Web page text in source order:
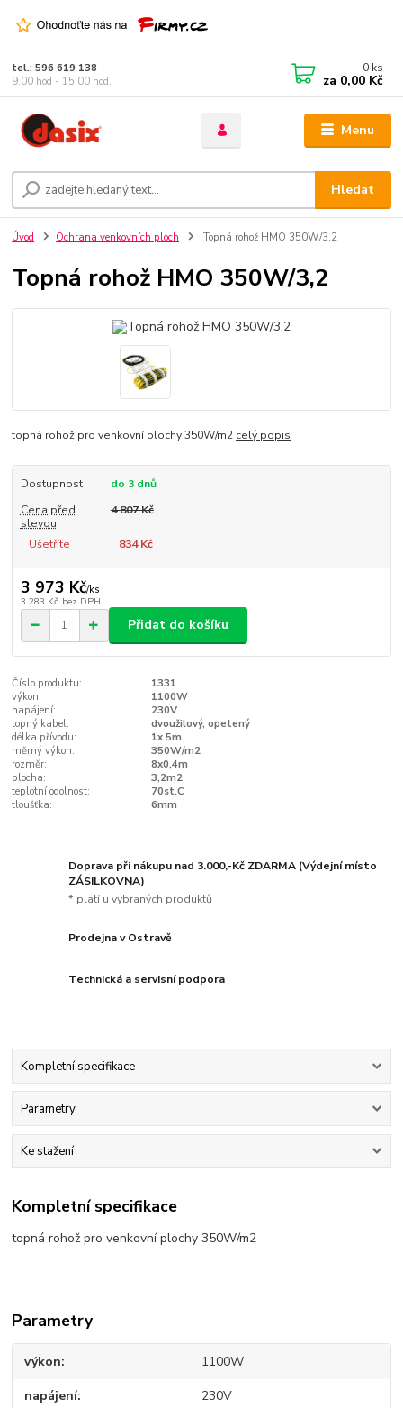
Menu
Hledat
tel.: 596 619 138
9.00 hod - 15.00 hod.
0 ks
za 0,00 Kč
Úvod Ochrana venkovních ploch Topná rohož HMO 350W/3,2
Topná rohož HMO 350W/3,2
topná rohož pro venkovní plochy 350W/m2 celý popis
Dostupnost
do 3 dnů
Cena před
slevou
4 807 Kč
Ušetříte 834 Kč
3 973 Kč/ks
3 283 Kč bez DPH
Přidat do košíku
Číslo produktu:
1331
výkon:
1100W
napájení:
230V
topný kabel:
dvoužilový, opetený
délka přívodu:
1x 5m
měrný výkon:
350W/m2
rozměr:
8x0,4m
plocha:
3,2m2
teplotní odolnost:
70st.C
tloušťka:
6mm
Doprava při nákupu nad 3.000,-Kč ZDARMA (Výdejní místo
ZÁSILKOVNA)
* platí u vybraných produktů
Prodejna v Ostravě
Technická a servisní podpora
Kompletní specifikace
Parametry
Ke stažení
Kompletní specifikace
topná rohož pro venkovní plochy 350W/m2
Parametry
výkon 1100W
napájení 230V